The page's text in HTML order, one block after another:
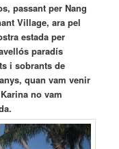
passant per Nang
Village, ara pel
estada per
paradís
i sobrants de
quan vam venir
no vam